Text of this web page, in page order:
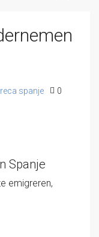
spanje 0
Spanje
emigreren,